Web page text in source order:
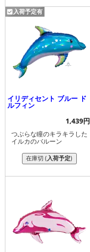
入荷予定有
イリディセント ブルー ド
ルフィン
1,439円
つぶらな瞳のキラキラした
イルカのバルーン
在庫切 (入荷予定)